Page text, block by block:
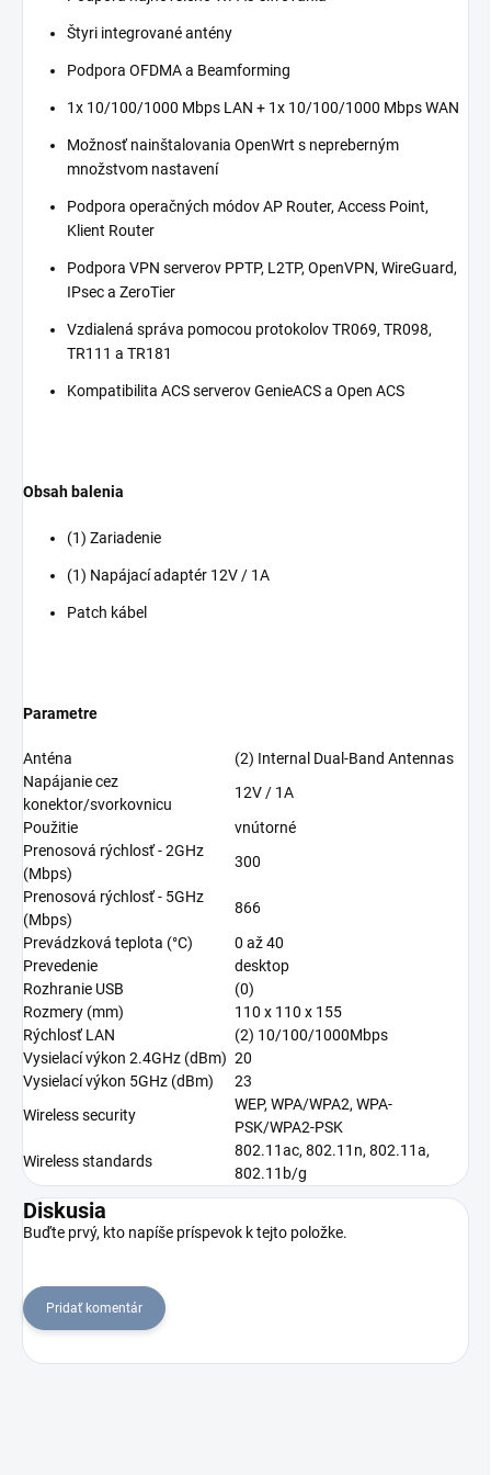
Štyri integrované antény
Podpora OFDMA a Beamforming
1x 10/100/1000 Mbps LAN + 1x 10/100/1000 Mbps WAN
Možnosť nainštalovania OpenWrt s nepreberným
množstvom nastavení
Podpora operačných módov AP Router, Access Point,
Klient Router
Podpora VPN serverov PPTP, L2TP, OpenVPN, WireGuard,
IPsec a ZeroTier
Vzdialená správa pomocou protokolov TR069, TR098,
TR111 a TR181
Kompatibilita ACS serverov GenieACS a Open ACS
Obsah balenia
(1) Zariadenie
(1) Napájací adaptér 12V / 1A
Patch kábel
Parametre
Anténa
(2) Internal Dual-Band Antennas
Napájanie cez
konektor/svorkovnicu
12V / 1A
Použitie
vnútorné
Prenosová rýchlosť - 2GHz
(Mbps)
300
Prenosová rýchlosť - 5GHz
(Mbps)
866
Prevádzková teplota (°C)
0 až 40
Prevedenie
desktop
Rozhranie USB
(0)
Rozmery (mm)
110 x 110 x 155
Rýchlosť LAN
(2) 10/100/1000Mbps
Vysielací výkon 2.4GHz (dBm) 20
Vysielací výkon 5GHz (dBm)
23
Wireless security
WEP, WPA/WPA2, WPA-
PSK/WPA2-PSK
Wireless standards
802.11ac, 802.11n, 802.11a,
802.11b/g
Diskusia
Buďte prvý, kto napíše príspevok k tejto položke.
Pridať komentár